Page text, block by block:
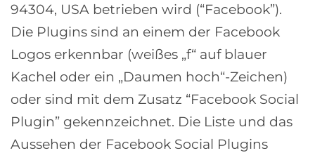
94304, USA betrieben wird (“Facebook”).
Die Plugins sind an einem der Facebook
Logos erkennbar (weißes „f“ auf blauer
Kachel oder ein „Daumen hoch“-Zeichen)
oder sind mit dem Zusatz “Facebook Social
Plugin” gekennzeichnet. Die Liste und das
Aussehen der Facebook Social Plugins